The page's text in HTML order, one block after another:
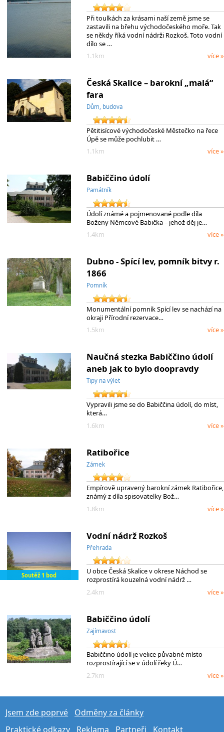
Při toulkách za krásami naší země jsme se
zastavili na břehu východočeského moře. Tak
se někdy říká vodní nádrži Rozkoš. Toto vodní
dílo se …
1.1km
více »
Česká Skalice – barokní „malá“
fara
Dům, budova
Pětitisícové východočeské Městečko na řece
Úpě se může pochlubit …
1.1km
více »
Babiččino údolí
Památník
Údolí známé a pojmenované podle díla
Boženy Němcové Babička – jehož děj je…
1.4km
více »
Dubno - Spící lev, pomník bitvy r.
1866
Pomník
Monumentální pomník Spící lev se nachází na
okraji Přírodní rezervace…
1.5km
více »
Naučná stezka Babiččino údolí
aneb jak to bylo doopravdy
Tipy na výlet
Vypravili jsme se do Babiččina údolí, do míst,
která…
1.6km
více »
Ratibořice
Zámek
Empírově upravený barokní zámek Ratibořice,
známý z díla spisovatelky Bož…
1.8km
více »
Soutěž 1 bod
Vodní nádrž Rozkoš
Přehrada
U obce Česká Skalice v okrese Náchod se
rozprostírá kouzelná vodní nádrž …
2.4km
více »
Babiččino údolí
Zajímavost
Babiččino údolí je velice půvabné místo
rozprostírající se v údolí řeky Ú…
2.7km
více »
Jsem zde poprvé
Odměny za články
Praktické odkazy
Reklama Partneři Kontakt